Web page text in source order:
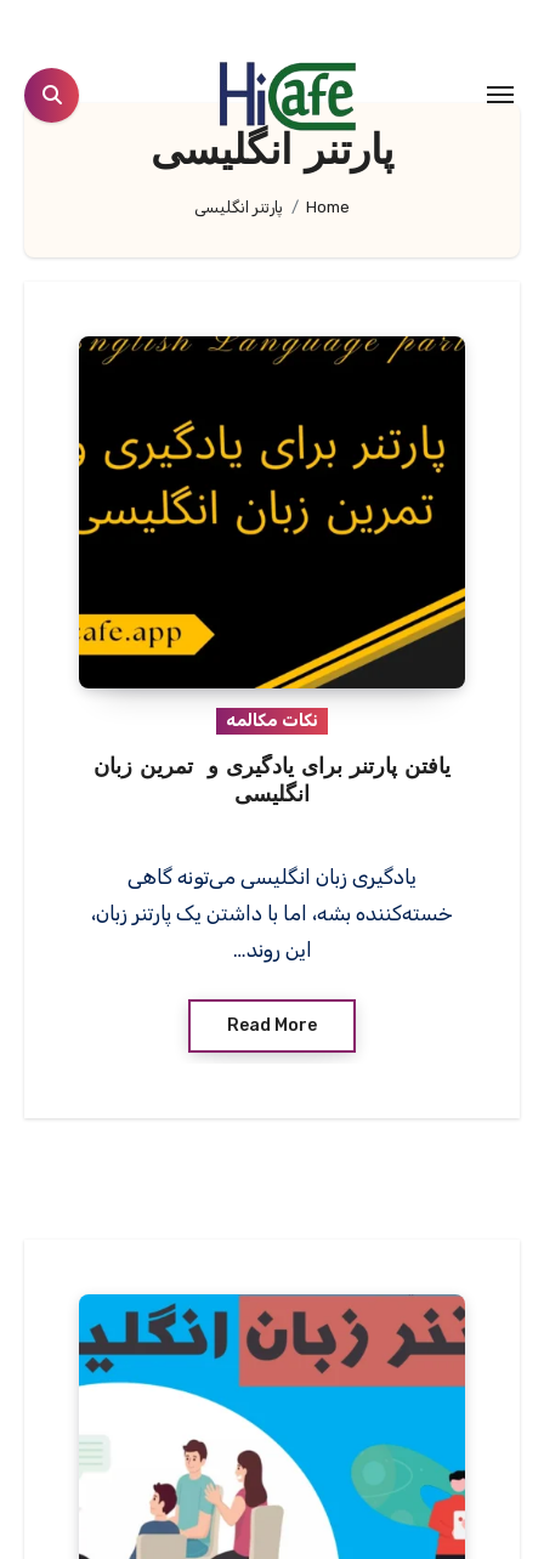
content
پارتنر انگلیسی
Home پارتنر انگلیسی
نکات مکالمه
یافتن پارتنر برای یادگیری و تمرین زبان
انگلیسی
یادگیری زبان انگلیسی می‌تونه گاهی
خسته‌کننده بشه، اما با داشتن یک پارتنر زبان،
این روند…
Read More